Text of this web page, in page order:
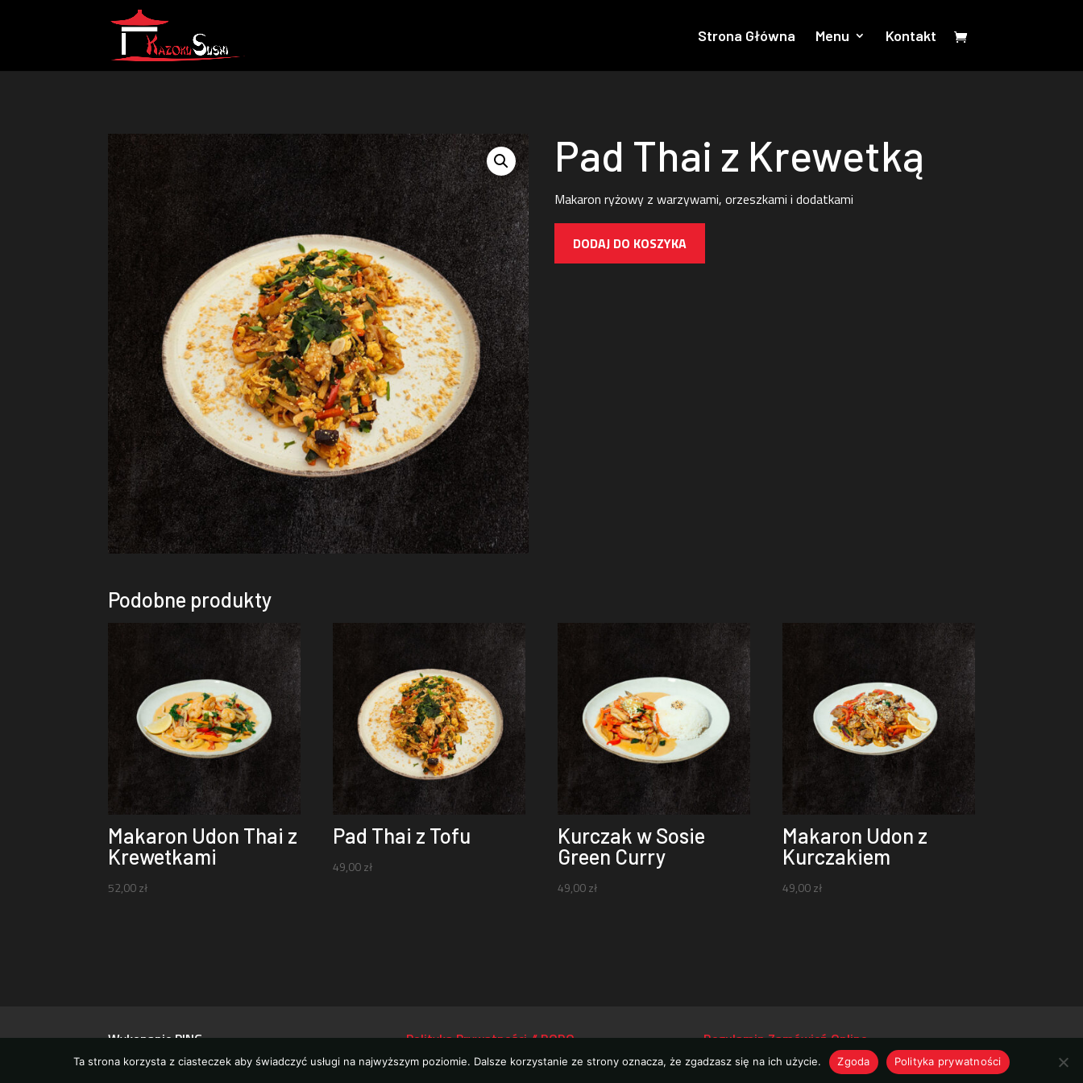
Strona Główna Menu Kontakt
Pad Thai z Krewetką
Makaron ryżowy z warzywami, orzeszkami i dodatkami
DODAJ DO KOSZYKA
Podobne produkty
Makaron Udon Thai z
Krewetkami
52,00zł
Pad Thai z Tofu
49,00zł
Kurczak w Sosie
Green Curry
49,00zł
Makaron Udon z
Kurczakiem
49,00zł
Wykonanie PING Polityka Prywatności // RODO Regulamin Zamówień Online
Ta strona korzysta z ciasteczek aby świadczyć usługi na najwyższym poziomie. Dalsze korzystanie ze strony oznacza, że zgadzasz się na ich użycie. Zgoda Polityka prywatności